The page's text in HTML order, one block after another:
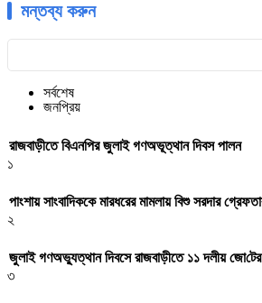
মন্তব্য করুন
সর্বশেষ
জনপ্রিয়
রাজবাড়ীতে বিএন‌পির জুলাই গণঅভূত্থান দিবস পালন
১
পাংশায় সাংবাদিককে মারধরের মামলায় বিশু সরদার
২
জুলাই গণঅভ্যুত্থান দিবসে রাজবাড়ীতে ১১ দলীয়
৩